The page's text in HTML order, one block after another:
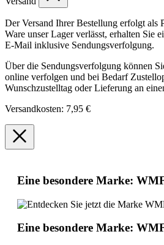
Der Versand Ihrer Bestellung erfolgt als
Ware unser Lager verlässt, erhalten Sie
E-Mail inklusive Sendungsverfolgung.
Über die Sendungsverfolgung können
online verfolgen und bei Bedarf
Wunschzustelltag oder Lieferung an
Versandkosten: 7,95 €
Eine besondere Marke:
Eine besondere Marke: